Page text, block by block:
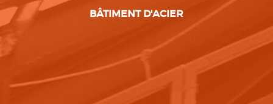
BÂTIMENT D'ACIER